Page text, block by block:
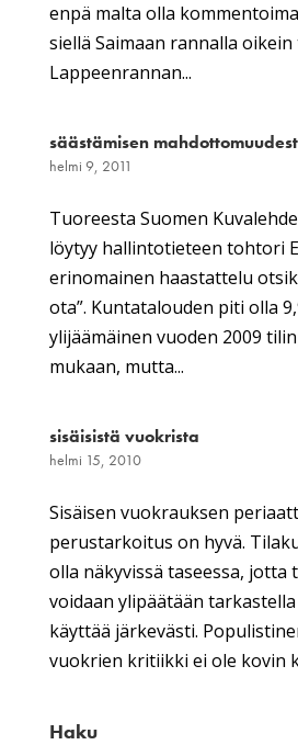
enpä malta olla
siellä Saimaan rannalla
Lappeenrannan...
säästämisen
helmi 9, 2011
Tuoreesta Suomen
löytyy hallintotieteen tohtori
erinomainen haastattelu
ota”. Kuntatalouden piti olla
ylijäämäinen vuoden 2009
mukaan, mutta...
sisäisistä vuokrista
helmi 15, 2010
Sisäisen vuokrauksen
perustarkoitus on hyvä.
olla näkyvissä taseessa, jotta
voidaan ylipäätään
käyttää järkevästi.
vuokrien kritiikki ei ole kovin
Haku